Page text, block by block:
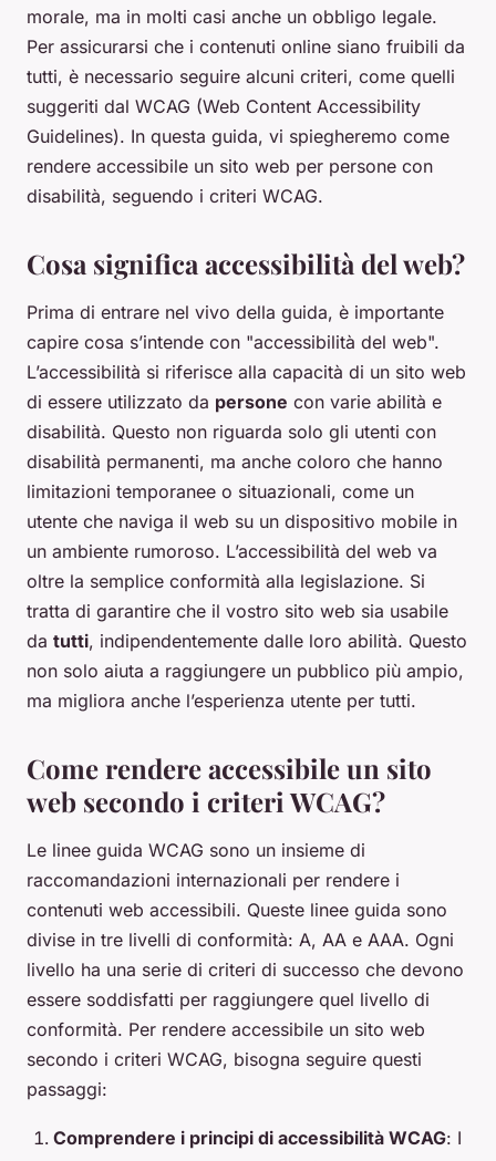
morale, ma in molti casi anche un obbligo legale.
Per assicurarsi che i contenuti online siano fruibili da
tutti, è necessario seguire alcuni criteri, come quelli
suggeriti dal WCAG (Web Content Accessibility
Guidelines). In questa guida, vi spiegheremo come
rendere accessibile un sito web per persone con
disabilità, seguendo i criteri WCAG.
Cosa significa accessibilità del web?
Prima di entrare nel vivo della guida, è importante
capire cosa s’intende con "accessibilità del web".
L’accessibilità si riferisce alla capacità di un sito web
di essere utilizzato da persone con varie abilità e
disabilità. Questo non riguarda solo gli utenti con
disabilità permanenti, ma anche coloro che hanno
limitazioni temporanee o situazionali, come un
utente che naviga il web su un dispositivo mobile in
un ambiente rumoroso. L’accessibilità del web va
oltre la semplice conformità alla legislazione. Si
tratta di garantire che il vostro sito web sia usabile
da tutti, indipendentemente dalle loro abilità. Questo
non solo aiuta a raggiungere un pubblico più ampio,
ma migliora anche l’esperienza utente per tutti.
Come rendere accessibile un sito
web secondo i criteri WCAG?
Le linee guida WCAG sono un insieme di
raccomandazioni internazionali per rendere i
contenuti web accessibili. Queste linee guida sono
divise in tre livelli di conformità: A, AA e AAA. Ogni
livello ha una serie di criteri di successo che devono
essere soddisfatti per raggiungere quel livello di
conformità. Per rendere accessibile un sito web
secondo i criteri WCAG, bisogna seguire questi
passaggi:
Comprendere i principi di accessibilità WCAG: I